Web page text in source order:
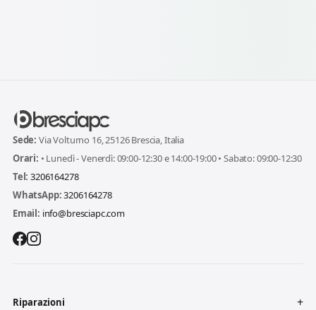
Sede: Via Volturno 16, 25126 Brescia, Italia
Orari: • Lunedì - Venerdì: 09:00-12:30 e 14:00-19:00 • Sabato: 09:00-12:30
Tel: 3206164278
WhatsApp:3206164278
Email: info@bresciapc.com
Riparazioni